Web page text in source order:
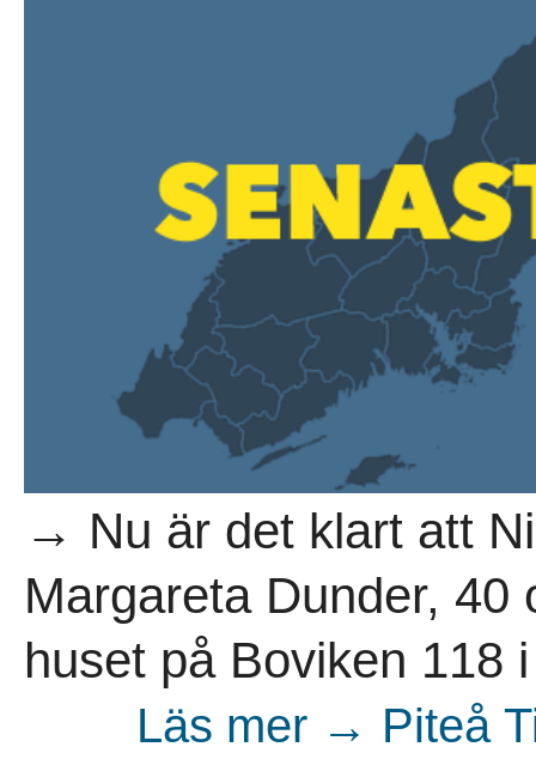
→ Nu är det klart att
Margareta Dunder, 40
huset på Boviken 118
Läs mer → Piteå